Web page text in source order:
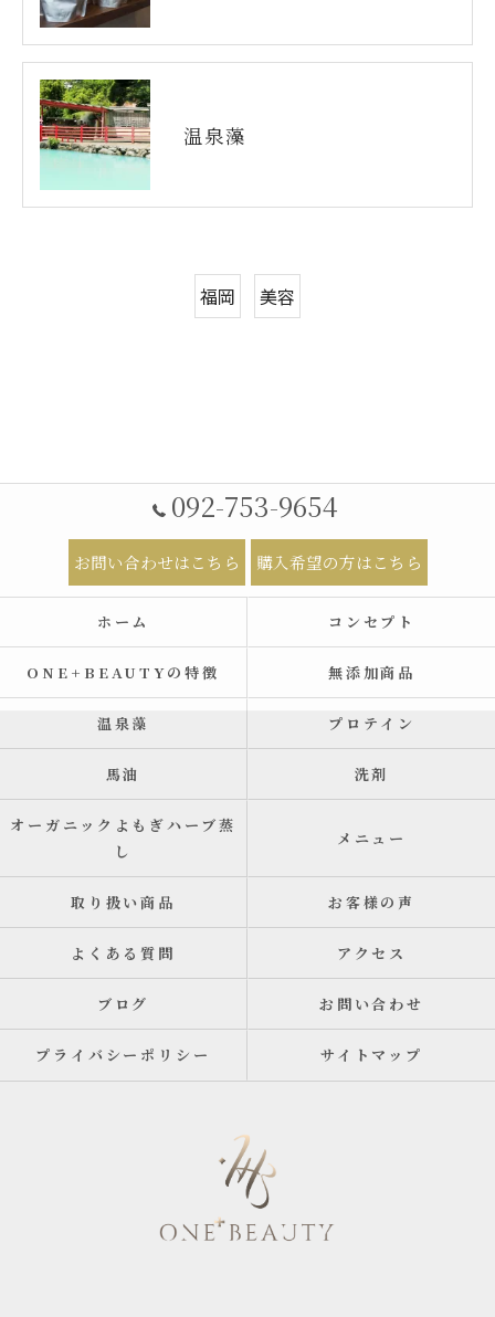
温泉藻
福岡 美容
092-753-9654
お問い合わせはこちら 購入希望の方はこちら
ホーム コンセプト
ONE+BEAUTYの特徴 無添加商品
温泉藻 プロテイン
馬油 洗剤
オーガニックよもぎハーブ蒸
し
メニュー
取り扱い商品 お客様の声
よくある質問 アクセス
ブログ お問い合わせ
プライバシーポリシー サイトマップ